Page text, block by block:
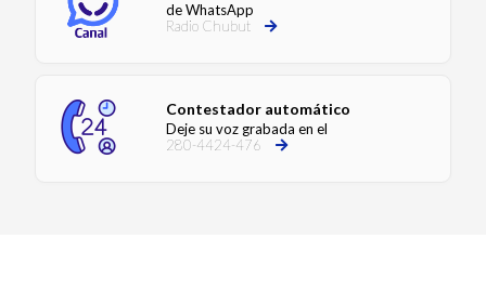
de WhatsApp
Radio Chubut
Contestador automático
Deje su voz grabada en el
280-4424-476